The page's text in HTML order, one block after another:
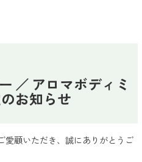
／ アロマボディミ
お知らせ
愛顧いただき、誠にありがとうご